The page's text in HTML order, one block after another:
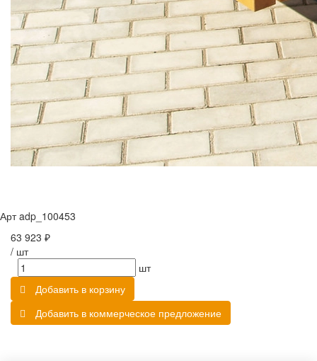
Артadp_100453
63 923 ₽
/ шт
шт
Добавить в корзину
Добавить в коммерческое предложение